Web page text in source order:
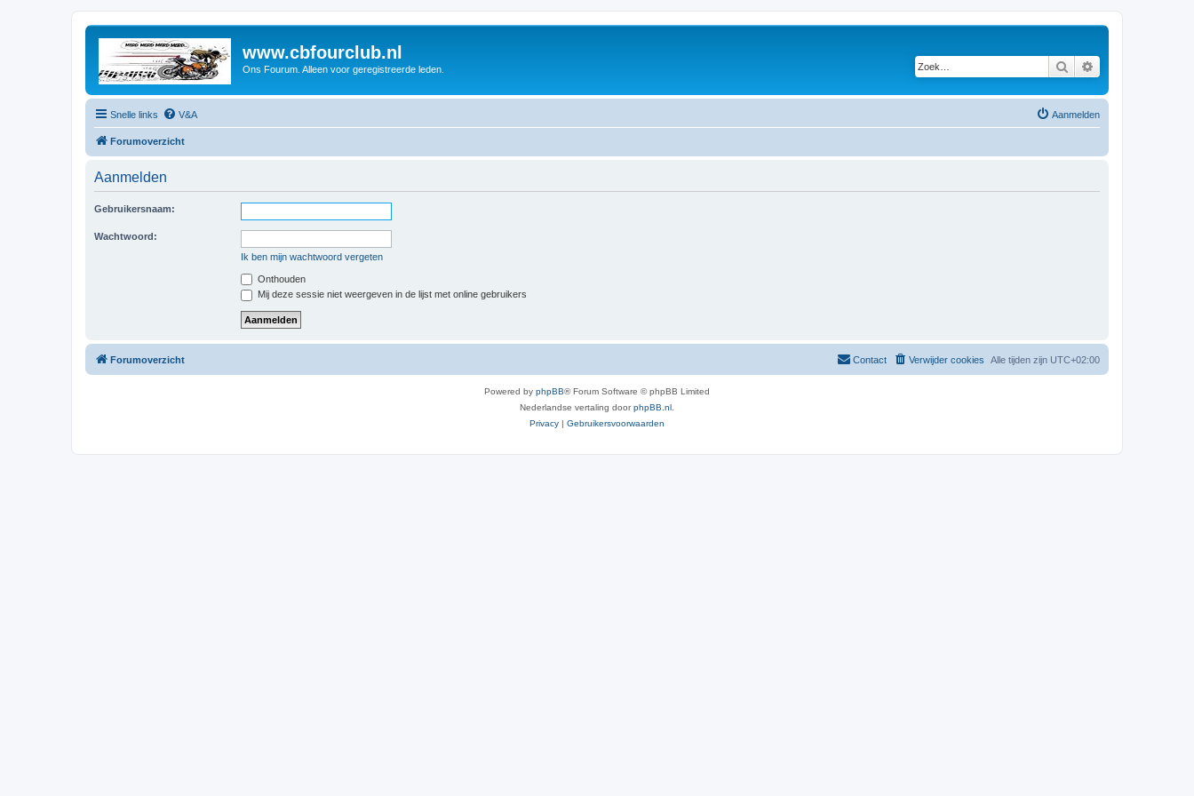
www.cbfourclub.nl
Ons Fourum. Alleen voor geregistreerde leden. Zoek
Snelle links V&A Aanmelden
Forumoverzicht
Aanmelden
Gebruikersnaam:
Wachtwoord:
Ik ben mijn wachtwoord vergeten
Onthouden
Mij deze sessie niet weergeven in de lijst met online gebruikers
Forumoverzicht Alle tijden zijn UTC+02:00
Verwijder cookies
Contact
Powered by phpBB® Forum Software © phpBB Limited
Nederlandse vertaling doorphpBB.nl
Privacy | Gebruikersvoorwaarden